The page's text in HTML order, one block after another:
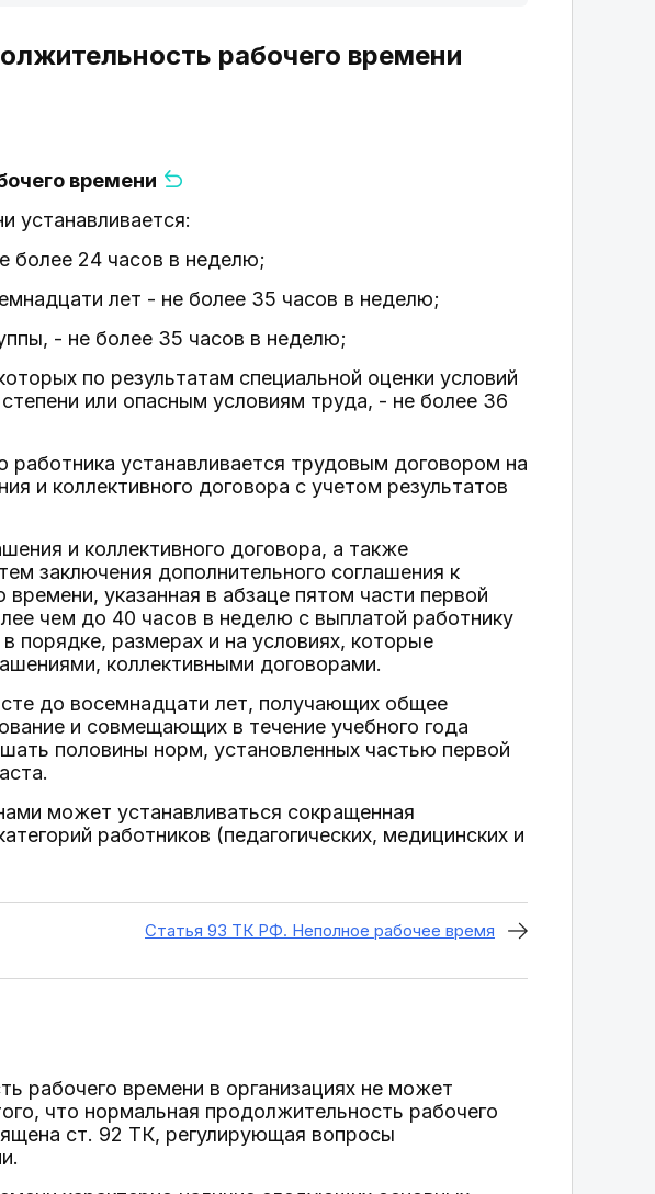
рабочего времени
времени
устанавливается:
более 24 часов в неделю;
лет - не более 35 часов в неделю;
- не более 35 часов в неделю;
по результатам специальной оценки условий
или опасным условиям труда, - не более 36
устанавливается трудовым договором на
и коллективного договора с учетом результатов
и коллективного договора, а также
заключения дополнительного соглашения к
указанная в абзаце пятом части первой
чем до 40 часов в неделю с выплатой работнику
порядке, размерах и на условиях, которые
коллективными договорами.
до восемнадцати лет, получающих общее
и совмещающих в течение учебного года
половины норм, установленных частью первой
может устанавливаться сокращенная
работников (педагогических, медицинских и
Статья 93 ТК РФ. Неполное рабочее время
рабочего времени в организациях не может
что нормальная продолжительность рабочего
ст. 92 ТК, регулирующая вопросы